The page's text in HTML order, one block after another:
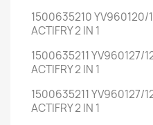
1500635210 YV960120/
ACTIFRY 2 IN 1
1500635211 YV960127/
ACTIFRY 2 IN 1
1500635211 YV960127/
ACTIFRY 2 IN 1